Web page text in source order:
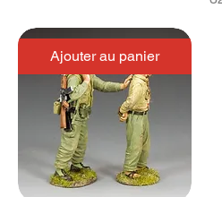
Ajouter au panier